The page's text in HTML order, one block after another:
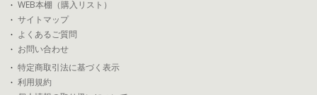
WEB本棚（購入リスト）
サイトマップ
よくあるご質問
お問い合わせ
特定商取引法に基づく表示
利用規約